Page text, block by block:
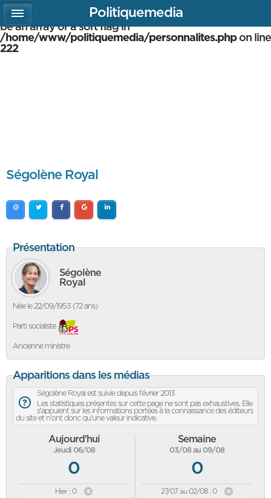
Warning
: array_multisort(): Argument #1 is expected to
be an array or a sort flag in
/home/www/politiquemedia/personnalites.phpon line
222
Ségolène Royal
Présentation
Ségolène
Royal
Née le 22/09/1953 (72 ans)
Parti socialiste
Ancienne ministre
Apparitions dans les médias
Ségolène Royal est suivie depuis février 2013
Les statistiques présentes sur cette page ne sont pas exhaustives. Elle
s'appuient sur les informations portées à la connaissance des éditeurs
du site et n'ont donc qu'une valeur indicative.
Aujourd'hui
Jeudi 06/08
0
Hier : 0
Semaine
03/08 au 09/08
0
27/07 au 02/08 : 0
Politiquemedia